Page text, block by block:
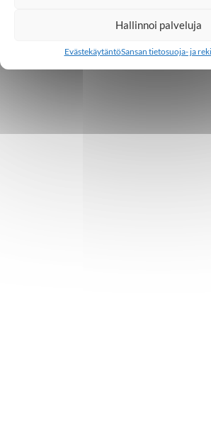
Hallinnoi palveluja
EvästekäytäntöSansan tietosuoja- ja